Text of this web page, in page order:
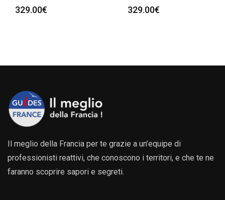
329.00€ 329.00€
Il meglio della Francia per te grazie a un’equipe di
professionisti reattivi, che conoscono i territori, e che te ne
faranno scoprire sapori e segreti.